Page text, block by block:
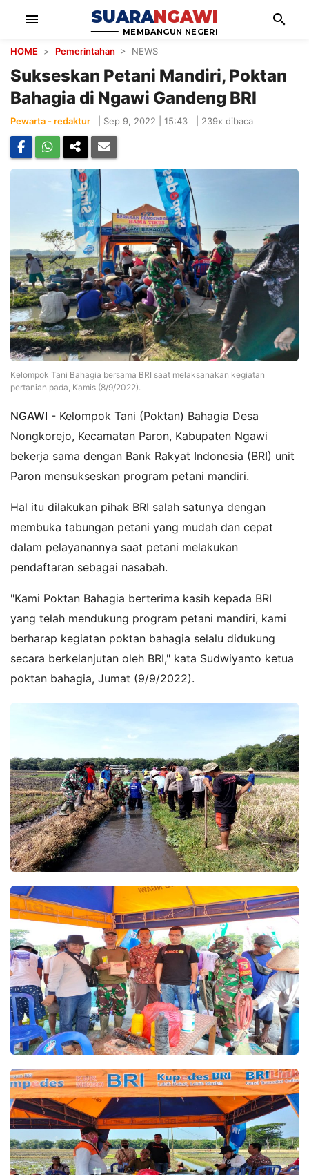
menu SUARANGAWI
MEMBANGUN NEGERI
search
HOME > Pemerintahan > NEWS
Sukseskan Petani Mandiri, Poktan
Bahagia di Ngawi Gandeng BRI
Pewarta - redaktur Sep 9, 2022 | 15:43 239x dibaca
Kelompok Tani Bahagia bersama BRI saat melaksanakan kegiatan
pertanian pada, Kamis (8/9/2022).
NGAWI - Kelompok Tani (Poktan) Bahagia Desa
Nongkorejo, Kecamatan Paron, Kabupaten Ngawi
bekerja sama dengan Bank Rakyat Indonesia (BRI) unit
Paron mensukseskan program petani mandiri.
Hal itu dilakukan pihak BRI salah satunya dengan
membuka tabungan petani yang mudah dan cepat
dalam pelayanannya saat petani melakukan
pendaftaran sebagai nasabah.
"Kami Poktan Bahagia berterima kasih kepada BRI
yang telah mendukung program petani mandiri, kami
berharap kegiatan poktan bahagia selalu didukung
secara berkelanjutan oleh BRI," kata Sudwiyanto ketua
poktan bahagia, Jumat (9/9/2022).